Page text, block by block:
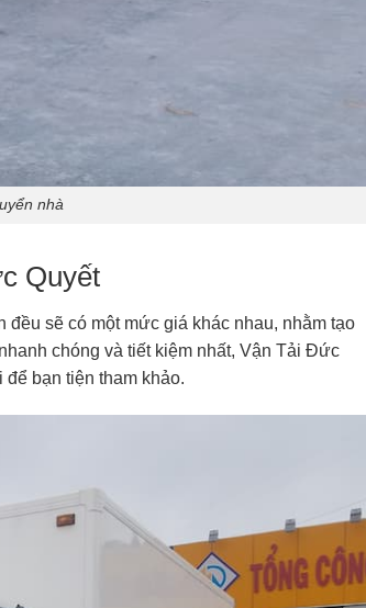
nhà
Quyết
sẽ có một mức giá khác nhau, nhằm tạo
chóng và tiết kiệm nhất, Vận Tải Đức
bạn tiện tham khảo.